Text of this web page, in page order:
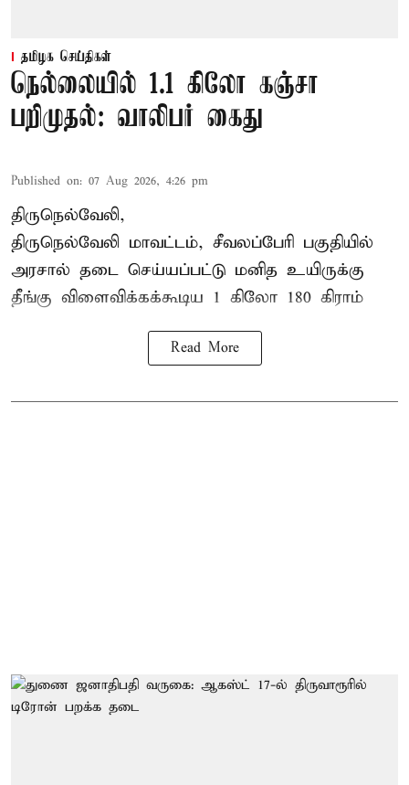
தமிழக செய்திகள்
நெல்லையில் 1.1 கிலோ கஞ்சா
பறிமுதல்: வாலிபர் கைது
Published on: 07 Aug 2026, 4:26 pm
திருநெல்வேலி,
திருநெல்வேலி மாவட்டம், சீவலப்பேரி பகுதியில்
அரசால் தடை செய்யப்பட்டு மனித உயிருக்கு
தீங்கு விளைவிக்கக்கூடிய 1 கிலோ 180 கிராம்
Read More